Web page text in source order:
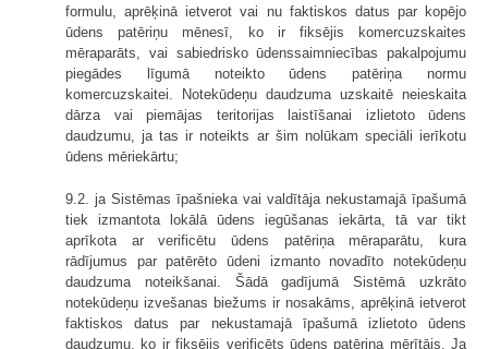
formulu, aprēķinā ietverot vai nu faktiskos datus par kopējo
ūdens patēriņu mēnesī, ko ir fiksējis komercuzskaites
mēraparāts, vai sabiedrisko ūdenssaimniecības pakalpojumu
piegādes līgumā noteikto ūdens patēriņa normu
komercuzskaitei. Notekūdeņu daudzuma uzskaitē neieskaita
dārza vai piemājas teritorijas laistīšanai izlietoto ūdens
daudzumu, ja tas ir noteikts ar šim nolūkam speciāli ierīkotu
ūdens mēriekārtu;
9.2. ja Sistēmas īpašnieka vai valdītāja nekustamajā īpašumā
tiek izmantota lokālā ūdens iegūšanas iekārta, tā var tikt
aprīkota ar verificētu ūdens patēriņa mēraparātu, kura
rādījumus par patērēto ūdeni izmanto novadīto notekūdeņu
daudzuma noteikšanai. Šādā gadījumā Sistēmā uzkrāto
notekūdeņu izvešanas biežums ir nosakāms, aprēķinā ietverot
faktiskos datus par nekustamajā īpašumā izlietoto ūdens
daudzumu, ko ir fiksējis verificēts ūdens patēriņa mērītājs. Ja